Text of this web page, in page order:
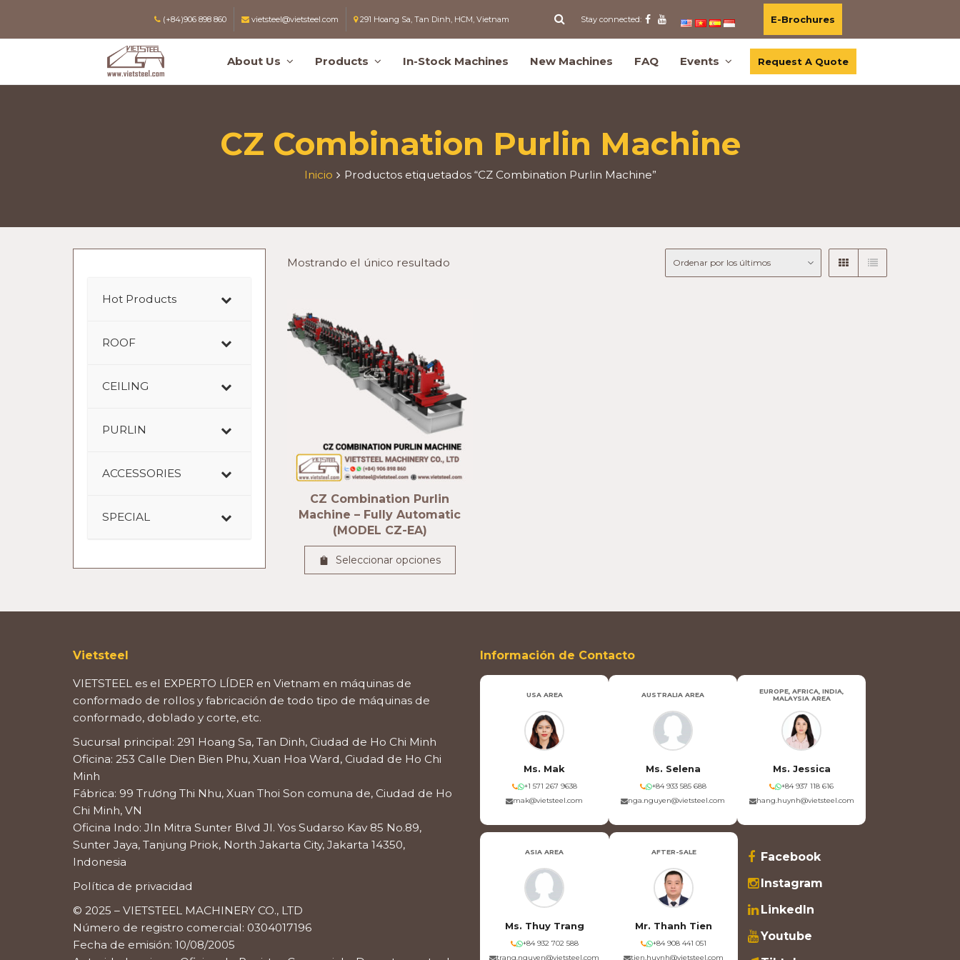
(+84)906 898 860 vietsteel@vietsteel.com 291 Hoang Sa, Tan Dinh, HCM, Vietnam Stay connected: E-Brochures
About Us Products In-Stock Machines New Machines FAQ Events Request A Quote
CZ Combination Purlin Machine
Inicio Productos etiquetados “CZ Combination Purlin Machine”
Mostrando el único resultado
CZ Combination Purlin
Machine – Fully Automatic
(MODEL CZ-EA)
Seleccionar opciones
Hot Products
ROOF
CEILING
PURLIN
ACCESSORIES
SPECIAL
Vietsteel
VIETSTEEL es el EXPERTO LÍDER en Vietnam en máquinas de
conformado de rollos y fabricación de todo tipo de máquinas de
conformado, doblado y corte, etc.
Sucursal principal: 291 Hoang Sa, Tan Dinh, Ciudad de Ho Chi Minh
Oficina: 253 Calle Dien Bien Phu, Xuan Hoa Ward, Ciudad de Ho Chi
Minh
Fábrica: 99 Trương Thi Nhu, Xuan Thoi Son comuna de, Ciudad de Ho
Chi Minh, VN
Oficina Indo: Jln Mitra Sunter Blvd Jl. Yos Sudarso Kav 85 No.89,
Sunter Jaya, Tanjung Priok, North Jakarta City, Jakarta 14350,
Indonesia
Política de privacidad
© 2025 – VIETSTEEL MACHINERY CO., LTD
Número de registro comercial: 0304017196
Fecha de emisión: 10/08/2005
Información de Contacto
USA AREA
Ms. Mak
+1 571 267 9638
mak@vietsteel.com
AUSTRALIA AREA
Ms. Selena
+84 933 585 688
nga.nguyen@vietsteel.com
EUROPE, AFRICA, INDIA,
MALAYSIA AREA
Ms. Jessica
+84 937 118 616
hang.huynh@vietsteel.com
ASIA AREA
Ms. Thuy Trang
+84 932 702 588
trang.nguyen@vietsteel.com
AFTER-SALE
Mr. Thanh Tien
+84 908 441 051
tien.huynh@vietsteel.com
Facebook
Instagram
LinkedIn
Youtube